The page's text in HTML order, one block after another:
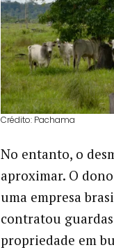
Crédito: Pachama
No entanto, o
aproximar. O
uma empresa
contratou
propriedade em